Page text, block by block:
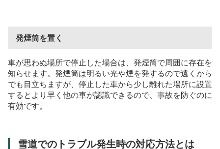
発煙筒を置く
車が思わぬ場所で停止した場合は、発煙筒で周囲に存在を
知らせます。発煙筒は明るい光や煙を発するので遠くから
でも目立ちますが、停止した車から少し離れた場所に設置
するとより早く他の車が認識できるので、事故を防ぐのに
有効です。
雪道でのトラブル発生時の対応方法とは